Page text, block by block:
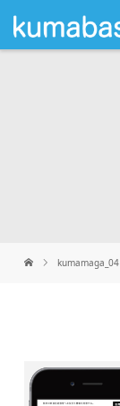
kumamaga_04